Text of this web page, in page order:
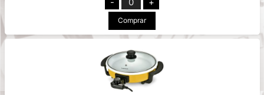
Comprar